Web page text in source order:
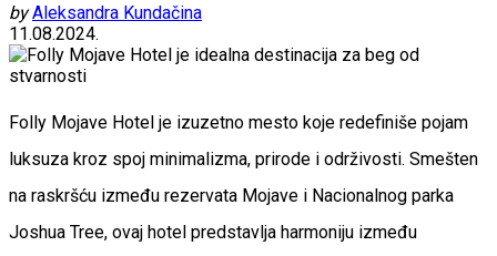
by Aleksandra Kundačina
11.08.2024.
Folly Mojave Hotel je izuzetno mesto koje redefiniše pojam
luksuza kroz spoj minimalizma, prirode i održivosti. Smešten
na raskršću između rezervata Mojave i Nacionalnog parka
Joshua Tree, ovaj hotel predstavlja harmoniju između